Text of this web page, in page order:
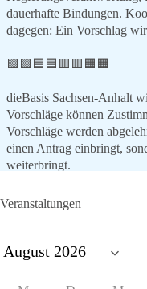
dauerhafte Bindungen.
dagegen: Ein Vorschlag
🟩🟩🟦🟦🟥🟥🟧🟧
dieBasis Sachsen-Anhalt
Vorschläge können
Vorschläge werden
einen Antrag einbringt,
weiterbringt.
Ablehnung. Keine
Entscheidungen? 👇
#dieBasis #SachsenAnhalt
Veranstaltungen